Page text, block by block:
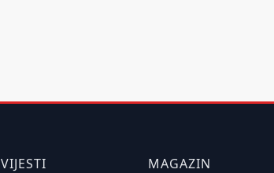
VIJESTI
MAGAZIN